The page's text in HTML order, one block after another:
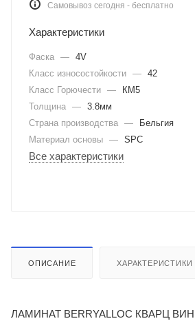
Самовывоз сегодня - бесплатно
Характеристики
Фаска — 4V
Класс износостойкости — 42
Класс Горючести —
КМ5
Толщина — 3.8мм
Страна производства —
Бельгия
Материал основы — SPC
Все характеристики
ОПИСАНИЕ ХАРАКТЕРИСТИКИ
ЛАМИНАТ BERRYALLOC КВАРЦ